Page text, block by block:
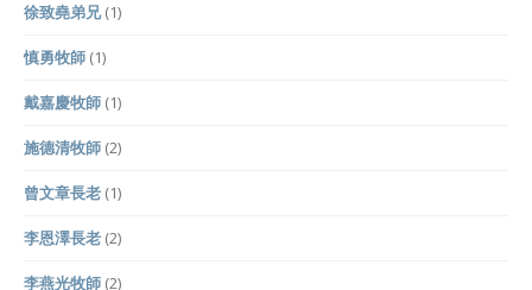
徐致堯弟兄(1)
慎勇牧師 (1)
戴嘉慶牧師 (1)
施德清牧師 (2)
曾文章長老 (1)
李恩澤長老 (2)
李燕光牧師 (2)